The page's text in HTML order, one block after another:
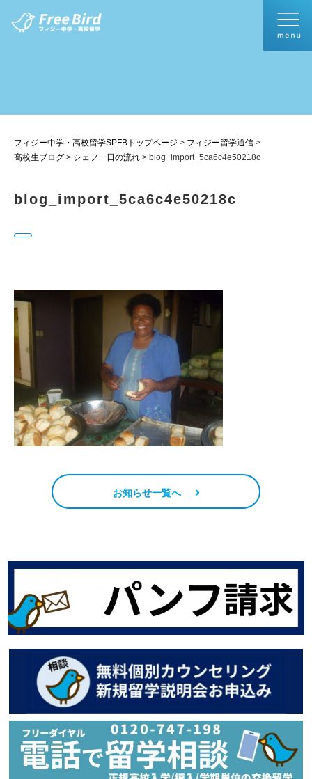
フィジー中学・高校留学SPFBトップページ > フィジー留学通信 >
高校生ブログ > シェフ一日の流れ > blog_import_5ca6c4e50218c
blog_import_5ca6c4e50218c
お知らせ一覧へ